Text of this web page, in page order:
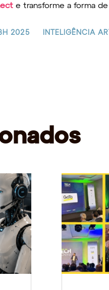
e transforme a forma
2025 INTELIGÊNCIA